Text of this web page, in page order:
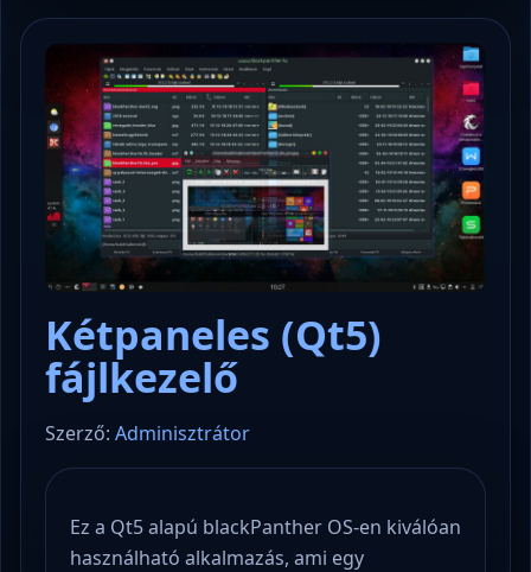
Kétpaneles (Qt5)
fájlkezelő
Szerző: Adminisztrátor
Ez a Qt5 alapú blackPanther OS-en kiválóan
használható alkalmazás, ami egy